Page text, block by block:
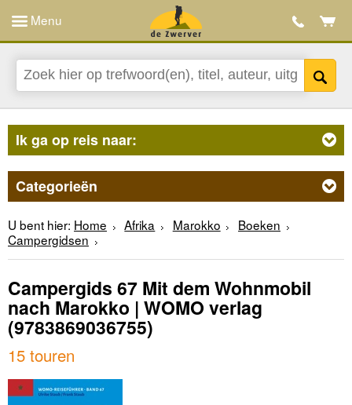
Menu
Ik ga op reis naar:
Categorieën
U bent hier: Home Afrika Marokko
Boeken
Campergidsen
Campergids 67 Mit dem Wohnmobil
nach Marokko | WOMO verlag
(9783869036755)
15 touren